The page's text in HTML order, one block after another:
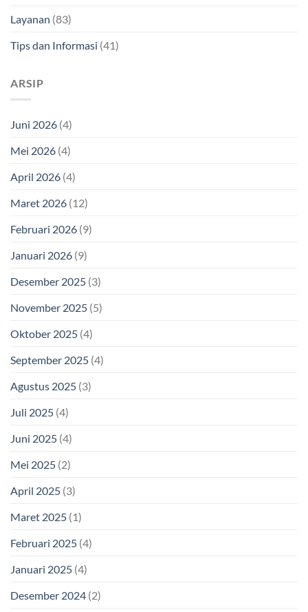
Layanan (83)
Tips dan Informasi (41)
ARSIP
Juni 2026 (4)
Mei 2026 (4)
April 2026 (4)
Maret 2026 (12)
Februari 2026 (9)
Januari 2026 (9)
Desember 2025 (3)
November 2025 (5)
Oktober 2025 (4)
September 2025 (4)
Agustus 2025 (3)
Juli 2025 (4)
Juni 2025 (4)
Mei 2025 (2)
April 2025 (3)
Maret 2025 (1)
Februari 2025 (4)
Januari 2025 (4)
Desember 2024 (2)